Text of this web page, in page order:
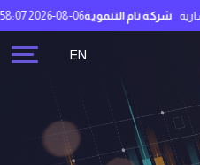
شركة تام التنموية2026-08-06 19:58:07
EN